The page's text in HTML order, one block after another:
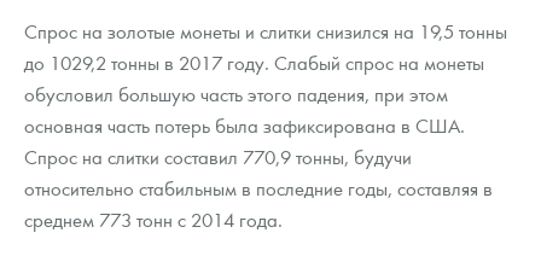
Гарри Поттер
Год Лошади
Флот: ледоколы и корабли
Жетоны "Необыкновенные обитатели глубин"
Условия возврата
Монеты
Политика конфиденциальности
Политика использования Cookies
Письмо директору
Пресс-служба
Спрос на золотые монеты и слитки снизился на 19,5 тонны
до 1029,2 тонны в 2017 году. Слабый спрос на монеты
обусловил большую часть этого падения, при этом
основная часть потерь была зафиксирована в США.
Спрос на слитки составил 770,9 тонны, будучи
относительно стабильным в последние годы, составляя в
среднем 773 тонн с 2014 года.